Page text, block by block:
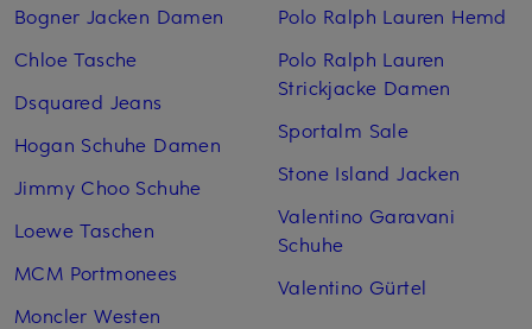
Bogner Jacken Damen
Chloe Tasche
Dsquared Jeans
Hogan Schuhe Damen
Jimmy Choo Schuhe
Loewe Taschen
MCM Portmonees
Moncler Westen
Polo Ralph Lauren Hemd
Polo Ralph Lauren
Strickjacke Damen
Sportalm Sale
Stone Island Jacken
Valentino Garavani
Schuhe
Valentino Gürtel